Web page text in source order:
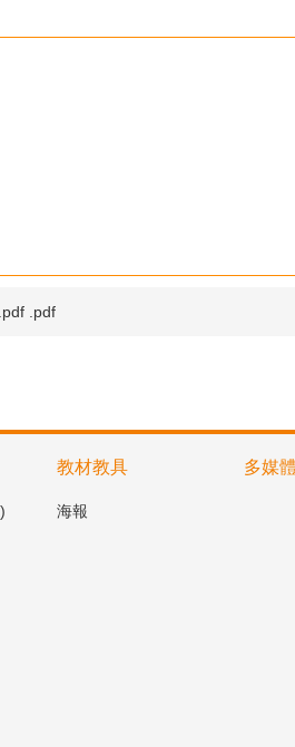
.pdf
教材教具
海報
多媒